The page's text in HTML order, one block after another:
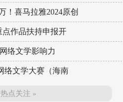
！喜马拉雅2024原创
点作品扶持申报开
络文学影响力
络文学大赛（海南
点关注 »